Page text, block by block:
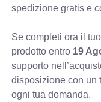
spedizione gratis e
Se completi ora il
prodotto entro 19
supporto
disposizione con un
ogni tua domanda.